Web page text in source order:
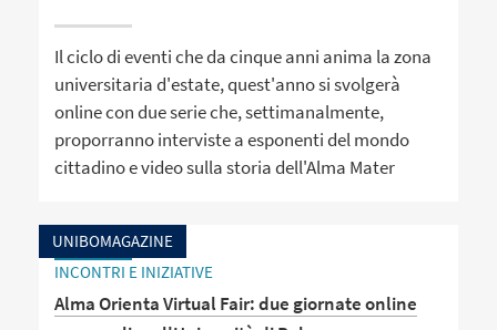
Il ciclo di eventi che da cinque anni anima la zona
universitaria d'estate, quest'anno si svolgerà
online con due serie che, settimanalmente,
proporranno interviste a esponenti del mondo
cittadino e video sulla storia dell'Alma Mater
UNIBOMAGAZINE
INCONTRI E INIZIATIVE
Alma Orienta Virtual Fair: due giornate online